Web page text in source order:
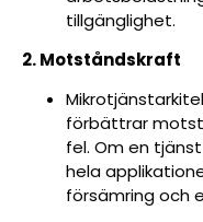
tillgänglighet.
2. Motståndskraft
förbättrar
fel. Om en
hela
försämring och